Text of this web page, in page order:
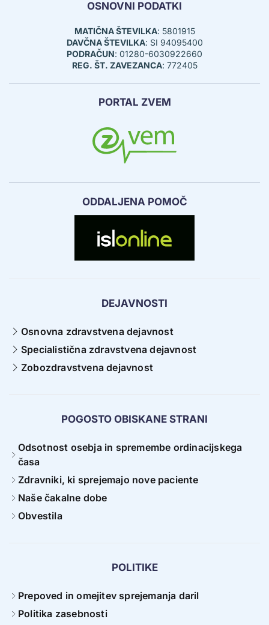
OSNOVNI PODATKI
MATIČNA ŠTEVILKA: 5801915
DAVČNA ŠTEVILKA: SI 94095400
PODRAČUN: 01280-6030922660
REG. ŠT. ZAVEZANCA: 772405
PORTAL ZVEM
ODDALJENA POMOČ
DEJAVNOSTI
Osnovna zdravstvena dejavnost
Specialistična zdravstvena dejavnost
Zobozdravstvena dejavnost
POGOSTO OBISKANE STRANI
Odsotnost osebja in spremembe ordinacijskega
časa
Zdravniki, ki sprejemajo nove paciente
Naše čakalne dobe
Obvestila
POLITIKE
Prepoved in omejitev sprejemanja daril
Politika zasebnosti